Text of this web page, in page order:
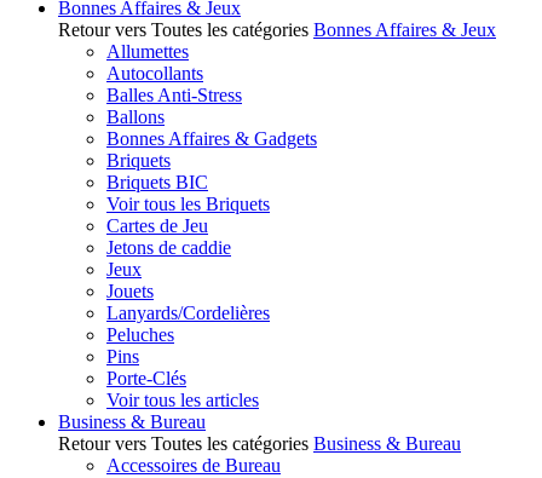
Bonnes Affaires & Jeux
Retour vers Toutes les catégories Bonnes Affaires & Jeux
Allumettes
Autocollants
Balles Anti-Stress
Ballons
Bonnes Affaires & Gadgets
Briquets
Briquets BIC
Voir tous les Briquets
Cartes de Jeu
Jetons de caddie
Jeux
Jouets
Lanyards/Cordelières
Peluches
Pins
Porte-Clés
Voir tous les articles
Business & Bureau
Retour vers Toutes les catégories Business & Bureau
Accessoires de Bureau